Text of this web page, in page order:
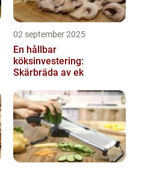
02 september 2025
En hållbar
köksinvestering:
Skärbräda av ek